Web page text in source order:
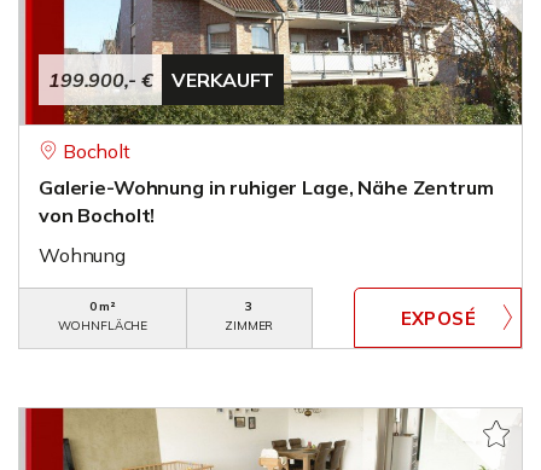
199.900,- € VERKAUFT
Bocholt
Galerie-Wohnung in ruhiger Lage, Nähe Zentrum
von Bocholt!
Wohnung
0 m²
WOHNFLÄCHE
3
ZIMMER